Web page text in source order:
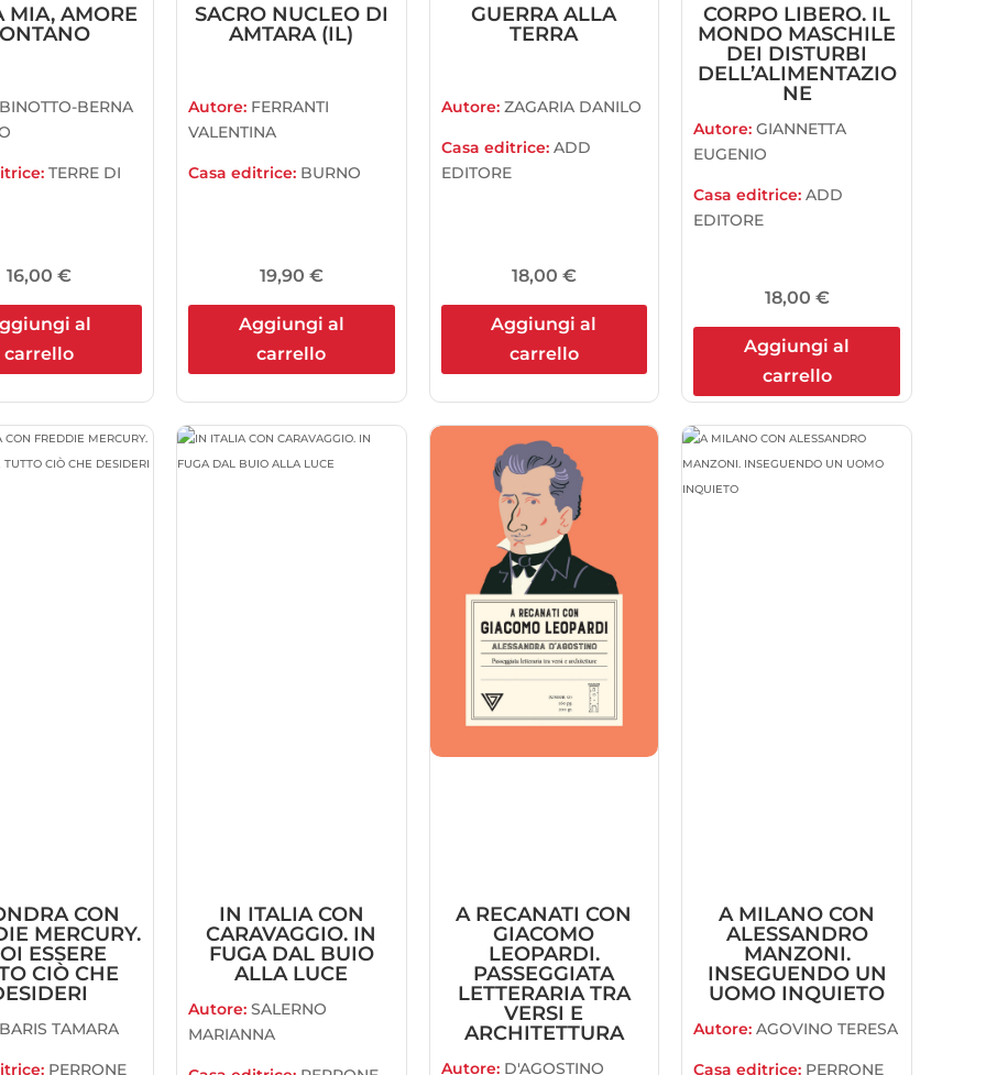
MIA, AMORE
BERNA
TERRE DI
16,00 €
al
carrello
SACRO NUCLEO DI
AMTARA (IL)
Autore: FERRANTI
VALENTINA
Casa editrice: BURNO
19,90 €
Aggiungi al
carrello
GUERRA ALLA
TERRA
Autore: ZAGARIA DANILO
Casa editrice: ADD
EDITORE
18,00 €
Aggiungi al
carrello
CORPO LIBERO. IL
MONDO MASCHILE
DEI DISTURBI
DELL’ALIMENTAZIO
NE
Autore:GIANNETTA
EUGENIO
Casa editrice:ADD
EDITORE
18,00 €
Aggiungi al
carrello
CON
MERCURY.
ESSERE
CIÒ CHE
TAMARA
PERRONE
IN ITALIA CON
CARAVAGGIO. IN
FUGA DAL BUIO
ALLA LUCE
Autore:SALERNO
MARIANNA
A RECANATI CON
GIACOMO
LEOPARDI.
PASSEGGIATA
LETTERARIA TRA
VERSI E
ARCHITETTURA
Autore: D'AGOSTINO
A MILANO CON
ALESSANDRO
MANZONI.
INSEGUENDO UN
UOMO INQUIETO
Autore:AGOVINO TERESA
Casa editrice: PERRONE